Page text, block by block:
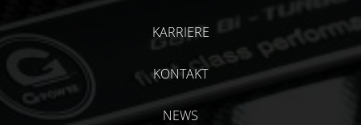
KARRIERE
KONTAKT
NEWS